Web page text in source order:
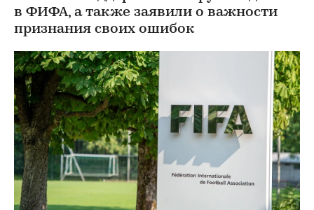
в ФИФА, а также заявили о важности
признания своих ошибок